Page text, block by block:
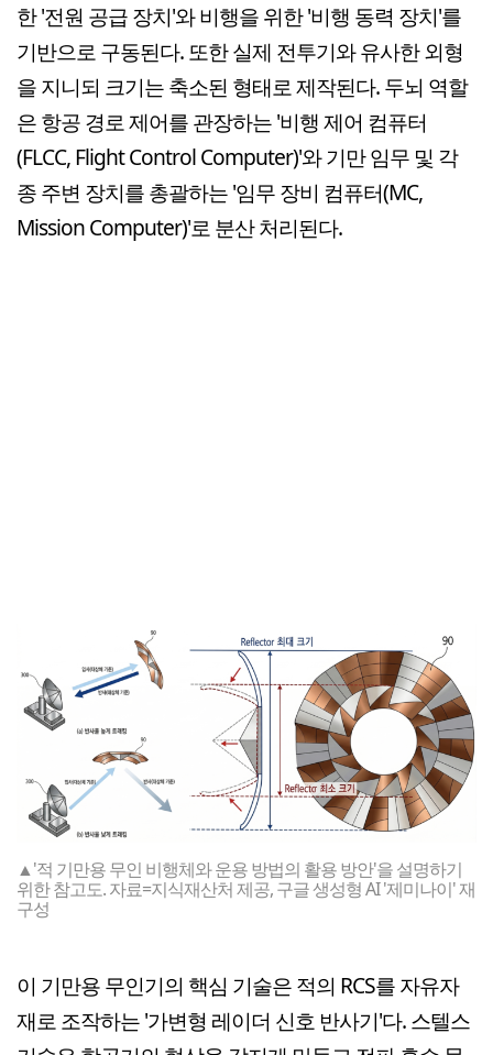
한 '전원 공급 장치'와 비행을 위한 '비행 동력 장치'를
기반으로 구동된다. 또한 실제 전투기와 유사한 외형
을 지니되 크기는 축소된 형태로 제작된다. 두뇌 역할
은 항공 경로 제어를 관장하는 '비행 제어 컴퓨터
(FLCC, Flight Control Computer)'와 기만 임무 및 각
종 주변 장치를 총괄하는 '임무 장비 컴퓨터(MC,
Mission Computer)'로 분산 처리된다.
▲'적 기만용 무인 비행체와 운용 방법의 활용 방안'을 설명하기
위한 참고도. 자료=지식재산처 제공, 구글 생성형 AI '제미나이' 재
구성
이 기만용 무인기의 핵심 기술은 적의 RCS를 자유자
재로 조작하는 '가변형 레이더 신호 반사기'다. 스텔스